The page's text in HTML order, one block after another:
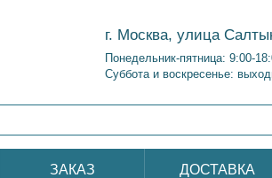
г. Москва, улица
Понедельник-пятница: 9:00-
Суббота и воскресенье:
ЗАКАЗ ДОСТАВКА